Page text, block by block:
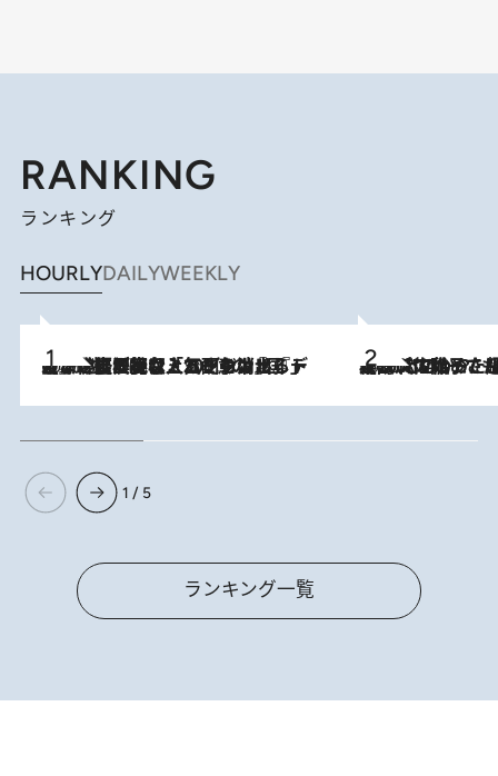
RANKING
ランキング
HOURLYDAILYWEEKLY
2026.8.5
【なぜ吉沢亮は「気配を消せる」のか？】興行収入208億の『国宝』を経て挑むミュージカル『ディア・エヴァン・ハンセン』。トップ俳優が舞台上でさらけ出した“孤独”とは 2026.8.5
【阿川佐和子さんの年とる力】なぜ70代で始めた趣味は“こんなに楽しい”のか？ ピアノ、俳句…スランプに陥っても続けられる“ある秘訣”とは
1 / 5
ランキング一覧